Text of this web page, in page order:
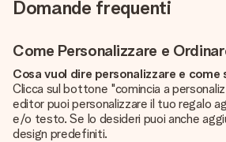
Domande frequenti
Come Personalizzare e
Cosa vuol dire personalizzare e come
Clicca sul bottone "comincia a
editor puoi personalizzare il tuo regalo
e/o testo. Se lo desideri puoi anche
design predefiniti.